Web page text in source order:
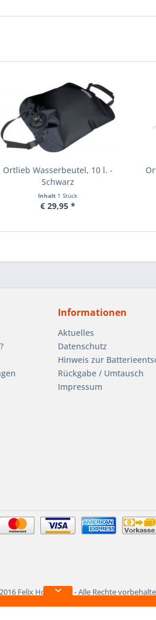
Ortlieb Wasserbeutel, 10 l. -
Schwarz
Inhalt 1 Stück
€ 29,95 *
Informationen
Aktuelles
Datenschutz
Hinweis zur
Rückgabe / Umtausch
Impressum
Felix Hoppel KG - Alle Rechte